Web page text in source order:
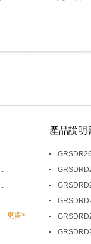
更多>
產品說明